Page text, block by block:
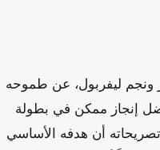
ونجم ليفربول، عن طموحه
إنجاز ممكن في بطولة
في تصريحاته أن هدفه الأساسي